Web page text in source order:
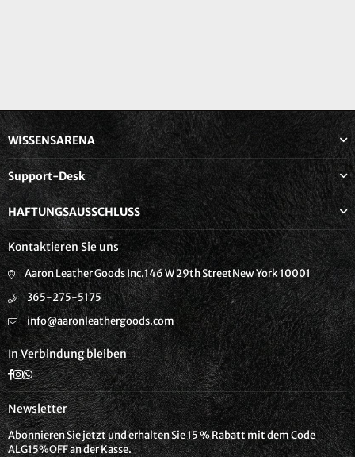
WISSENSARENA
Support-Desk
HAFTUNGSAUSSCHLUSS
Kontaktieren Sie uns
Aaron Leather Goods Inc.146 W 29th StreetNew York 10001
365-275-5175
info@aaronleathergoods.com
In Verbindung bleiben
Facebook
Instagram
Whatsapp
Newsletter
Abonnieren Sie jetzt und erhalten Sie 15 % Rabatt mit dem Code
ALG15%OFF an der Kasse.